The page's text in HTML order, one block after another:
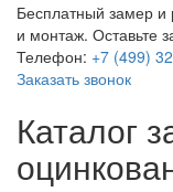
Бесплатный замер и
и монтаж. Оставьте
Телефон: +7 (499)
Заказать звонок
Каталог